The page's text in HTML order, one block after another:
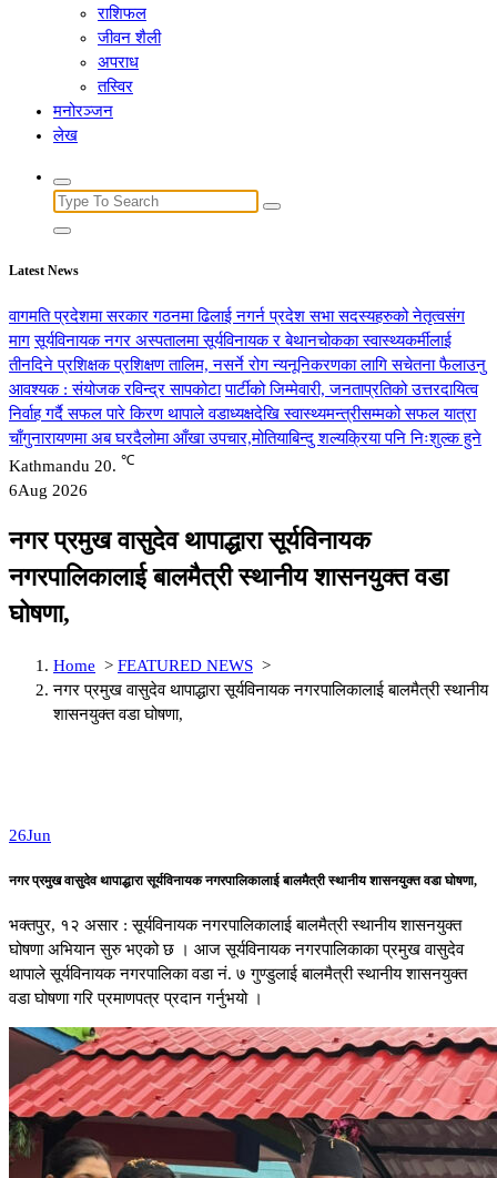
राशिफल
जीवन शैली
अपराध
तस्विर
मनोरञ्जन
लेख
Search
for:
Latest News
वागमति प्रदेशमा सरकार गठनमा ढिलाई नगर्न प्रदेश सभा सदस्यहरुको नेतृत्वसंग
माग सूर्यविनायक नगर अस्पतालमा सूर्यविनायक र बेथानचोकका स्वास्थ्यकर्मीलाई
तीनदिने प्रशिक्षक प्रशिक्षण तालिम, नसर्ने रोग न्यनूनिकरणका लागि सचेतना फैलाउनु
आवश्यक : संयोजक रविन्द्र सापकोटा पार्टीको जिम्मेवारी, जनताप्रतिको उत्तरदायित्व
निर्वाह गर्दै सफल पारे किरण थापाले वडाध्यक्षदेखि स्वास्थ्यमन्त्रीसम्मको सफल यात्रा
चाँगुनारायणमा अब घरदैलोमा आँखा उपचार,मोतियाबिन्दु शल्यक्रिया पनि निःशुल्क हुने
Kathmandu 20. ℃
6Aug 2026
नगर प्रमुख वासुदेव थापाद्धारा सूर्यविनायक
नगरपालिकालाई बालमैत्री स्थानीय शासनयुक्त वडा
घोषणा,
Home > FEATURED NEWS >
नगर प्रमुख वासुदेव थापाद्धारा सूर्यविनायक नगरपालिकालाई बालमैत्री स्थानीय
शासनयुक्त वडा घोषणा,
26Jun
नगर प्रमुख वासुदेव थापाद्धारा सूर्यविनायक नगरपालिकालाई बालमैत्री स्थानीय शासनयुक्त वडा घोषणा,
भक्तपुर, १२ असार : सूर्यविनायक नगरपालिकालाई बालमैत्री स्थानीय शासनयुक्त
घोषणा अभियान सुरु भएको छ । आज सूर्यविनायक नगरपालिकाका प्रमुख वासुदेव
थापाले सूर्यविनायक नगरपालिका वडा नं. ७ गुण्डुलाई बालमैत्री स्थानीय शासनयुक्त
वडा घोषणा गरि प्रमाणपत्र प्रदान गर्नुभयो ।